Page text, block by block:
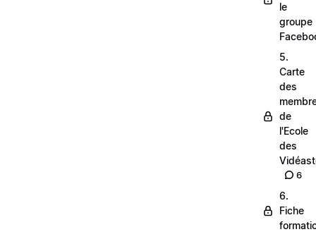
le
groupe
5.
Carte
des
de
l'Ecole
des
6
6.
Fiche